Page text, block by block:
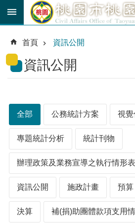
跳到主要內容區塊
育
貼
公
線
市
民
卡
進
階
搜
尋
首頁 資訊公開
資訊公開
全部 公務統計方案 視覺
專題統計分析 統計刊物
辦理政策及業務宣導之執行情形表
資訊公開 施政計畫 預算
決算 補(捐)助團體款項支用